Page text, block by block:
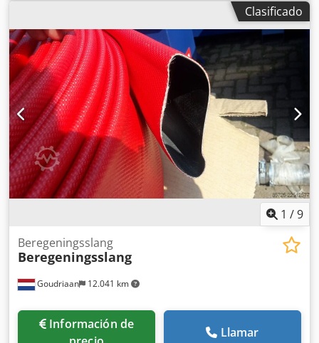
Clasificado
1 /9
Goudriaan 12.041 km
Beregeningsslang
Beregeningsslang
Información de
Llamar